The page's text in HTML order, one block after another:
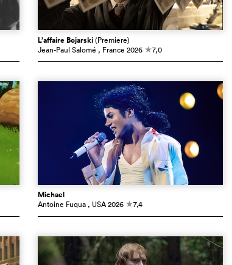
L’affaire Bojarski(Premiere)
Jean-Paul Salomé , France 2026 c7,0
Michael
Antoine Fuqua , USA2026 c7,4